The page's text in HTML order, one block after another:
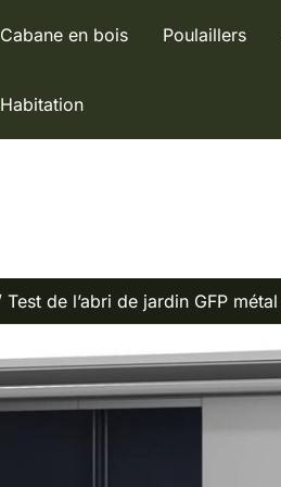
Cabane en bois Poulaillers
Habitation
Test de l’abri de jardin GFP